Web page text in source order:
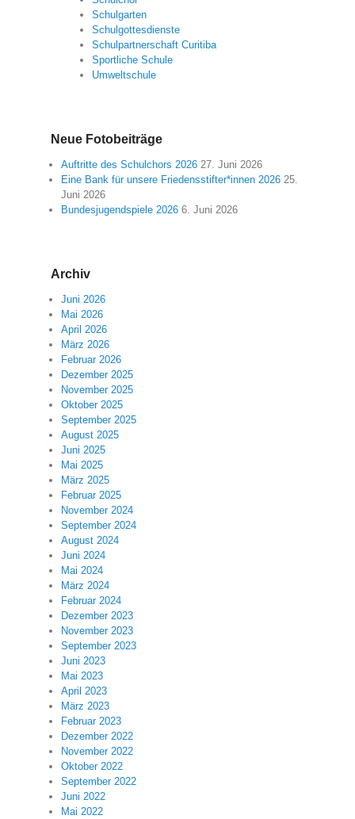
Schulgarten
Schulgottesdienste
Schulpartnerschaft Curitiba
Sportliche Schule
Umweltschule
Neue Fotobeiträge
Auftritte des Schulchors 2026 27. Juni 2026
Eine Bank für unsere Friedensstifter*innen 2026 25.
Juni 2026
Bundesjugendspiele 2026 6. Juni 2026
Archiv
Juni 2026
Mai 2026
April 2026
März 2026
Februar 2026
Dezember 2025
November 2025
Oktober 2025
September 2025
August 2025
Juni 2025
Mai 2025
März 2025
Februar 2025
November 2024
September 2024
August 2024
Juni 2024
Mai 2024
März 2024
Februar 2024
Dezember 2023
November 2023
September 2023
Juni 2023
Mai 2023
April 2023
März 2023
Februar 2023
Dezember 2022
November 2022
Oktober 2022
September 2022
Juni 2022
Mai 2022